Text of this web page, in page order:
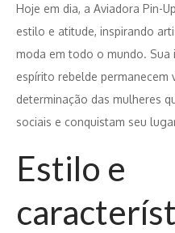
Hoje em dia, a Aviadora Pin-
estilo e atitude, inspirando
moda em todo o mundo. Sua
espírito rebelde permanecem
determinação das mulheres
sociais e conquistam seu
Estilo e